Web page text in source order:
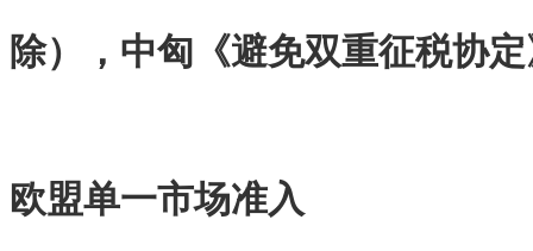
除），中匈《避免双重征税协
欧盟单一市场准入